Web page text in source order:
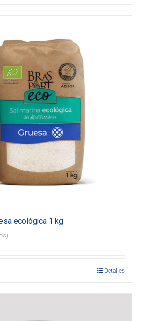
ecológica 1 kg
Detalles